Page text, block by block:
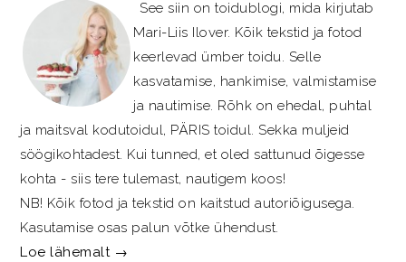
See siin on toidublogi, mida kirjutab
Mari-Liis Ilover. Kõik tekstid ja fotod
keerlevad ümber toidu. Selle
kasvatamise, hankimise, valmistamise
ja nautimise. Rõhk on ehedal, puhtal
ja maitsval kodutoidul, PÄRIS toidul. Sekka muljeid
söögikohtadest. Kui tunned, et oled sattunud õigesse
kohta - siis tere tulemast, nautigem koos!
NB! Kõik fotod ja tekstid on kaitstud autoriõigusega.
Kasutamise osas palun võtke ühendust.
Loe lähemalt →